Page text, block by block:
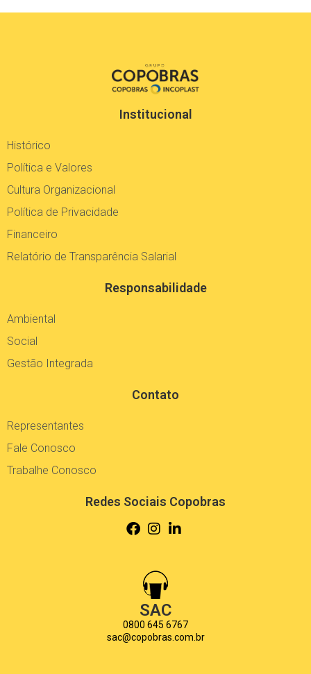
Institucional
Histórico
Política e Valores
Cultura Organizacional
Política de Privacidade
Financeiro
Relatório de Transparência Salarial
Responsabilidade
Ambiental
Social
Gestão Integrada
Contato
Representantes
Fale Conosco
Trabalhe Conosco
Redes Sociais Copobras
SAC
0800 645 6767
sac@copobras.com.br